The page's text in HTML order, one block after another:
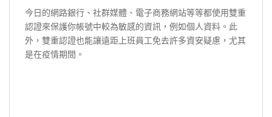
今日的網路銀行、社群媒體、電子商務網站等等都使用雙重
認證來保護你帳號中較為敏感的資訊，例如個人資料。此
外，雙重認證也能讓遠距上班員工免去許多資安疑慮，尤其
是在疫情期間。